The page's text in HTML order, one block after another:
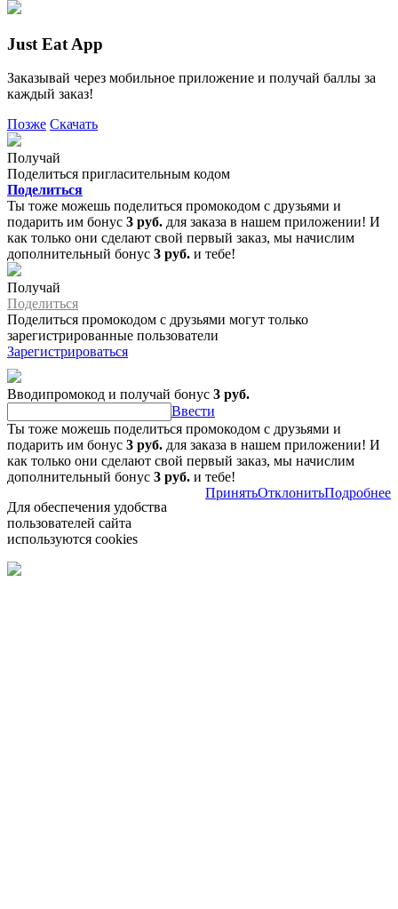
Just Eat App
Заказывай через мобильное приложение и получай баллы за
каждый заказ!
Позже Скачать
Получай
Поделиться пригласительным кодом
Поделиться
Ты тоже можешь поделиться промокодом с друзьями и
подарить им бонус 3 руб. для заказа в нашем приложении! И
как только они сделают свой первый заказ, мы начислим
дополнительный бонус 3 руб. и тебе!
Получай
Поделиться
Поделиться промокодом с друзьями могут только
зарегистрированные пользователи
Зарегистрироваться
Вводипромокод и получай бонус 3 руб.
Ввести
Ты тоже можешь поделиться промокодом с друзьями и
подарить им бонус 3 руб. для заказа в нашем приложении! И
как только они сделают свой первый заказ, мы начислим
дополнительный бонус 3 руб. и тебе!
Для обеспечения удобства
пользователей сайта
используются cookies
ПринятьОтклонитьПодробнее